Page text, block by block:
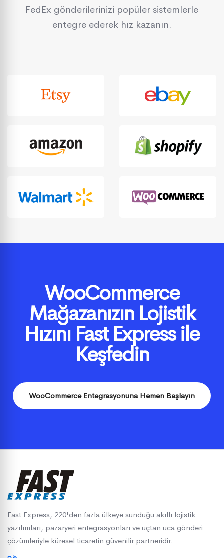
FedEx gönderilerinizi popüler sistemlerle
entegre ederek hız kazanın.
WooCommerce
Mağazanızın Lojistik
Hızını Fast Express ile
Keşfedin
WooCommerce Entegrasyonuna Hemen Başlayın
Fast Express, 220'den fazla ülkeye sunduğu akıllı lojistik
yazılımları, pazaryeri entegrasyonları ve uçtan uca gönderi
çözümleriyle küresel ticaretin güvenilir partneridir.